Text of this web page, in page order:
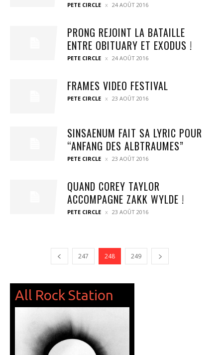
PETE CIRCLE 24 AOÛT 2016
PRONG REJOINT LA BATAILLE
ENTRE OBITUARY ET EXODUS !
PETE CIRCLE 24 AOÛT 2016
FRAMES VIDEO FESTIVAL
PETE CIRCLE 23 AOÛT 2016
SINSAENUM FAIT SA LYRIC POUR
“ANFANG DES ALBTRAUMES”
PETE CIRCLE 23 AOÛT 2016
QUAND COREY TAYLOR
ACCOMPAGNE ZAKK WYLDE !
PETE CIRCLE 23 AOÛT 2016
247 248 249